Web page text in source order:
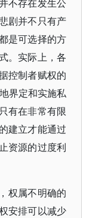
不存在发生公
剧并不只有产
是可选择的方
。实际上，各
控制者赋权的
界定和实施私
有在非常有限
建立才能通过
资源的过度利
权属不明确的
安排可以减少